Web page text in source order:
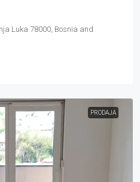
Luka 78000, Bosnia and
PRODAJA